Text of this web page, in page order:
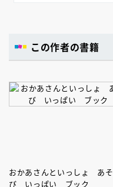
この作者の書籍
おかあさんといっしょ あそ
び いっぱい ブック